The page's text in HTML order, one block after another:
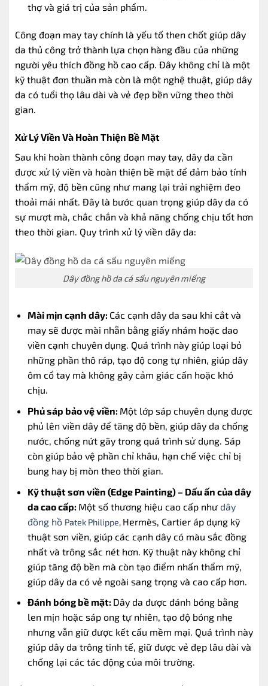
thợ và giá trị của sản phẩm.
Công đoạn may tay chính là yếu tố then chốt giúp dây
da thủ công trở thành lựa chọn hàng đầu của những
người yêu thích đồng hồ cao cấp. Đây không chỉ là một
kỹ thuật đơn thuần mà còn là một nghệ thuật, giúp dây
da có tuổi thọ lâu dài và vẻ đẹp bền vững theo thời
gian.
Xử Lý Viền Và Hoàn Thiện Bề Mặt
Sau khi hoàn thành công đoạn may tay, dây da cần
được xử lý viền và hoàn thiện bề mặt để đảm bảo tính
thẩm mỹ, độ bền cũng như mang lại trải nghiệm đeo
thoải mái nhất. Đây là bước quan trọng giúp dây da có
sự mượt mà, chắc chắn và khả năng chống chịu tốt hơn
theo thời gian. Quy trình xử lý viền dây da:
Dây đồng hồ da cá sấu nguyên miếng
Mài mịn cạnh dây: Các cạnh dây da sau khi cắt và
may sẽ được mài nhẵn bằng giấy nhám hoặc dao
viền cạnh chuyên dụng. Quá trình này giúp loại bỏ
những phần thô ráp, tạo độ cong tự nhiên, giúp dây
ôm cổ tay mà không gây cảm giác cấn hoặc khó
chịu.
Phủ sáp bảo vệ viền: Một lớp sáp chuyên dụng được
phủ lên viền dây để tăng độ bền, giúp dây da chống
nước, chống nứt gãy trong quá trình sử dụng. Sáp
còn giúp bảo vệ phần chỉ khâu, hạn chế việc chỉ bị
bung hay bị mòn theo thời gian.
Kỹ thuật sơn viền (Edge Painting) – Dấu ấn của dây
da cao cấp: Một số thương hiệu cao cấp như dây
đồng hồ Patek Philippe, Hermès, Cartier áp dụng kỹ
thuật sơn viền, giúp các cạnh dây có màu sắc đồng
nhất và trông sắc nét hơn. Kỹ thuật này không chỉ
giúp tăng độ bền mà còn tạo điểm nhấn thẩm mỹ,
giúp dây da có vẻ ngoài sang trọng và cao cấp hơn.
Đánh bóng bề mặt: Dây da được đánh bóng bằng
len mịn hoặc sáp ong tự nhiên, tạo độ bóng nhẹ
nhưng vẫn giữ được kết cấu mềm mại. Quá trình này
giúp dây da trông tinh tế, giữ được vẻ đẹp lâu dài và
chống lại các tác động của môi trường.